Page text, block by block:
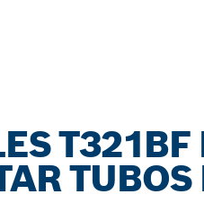
T321BF
TUBOS